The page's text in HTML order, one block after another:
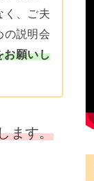
く、ご夫
の説明会
お願いし
ます。